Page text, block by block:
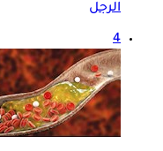
الرجل
4